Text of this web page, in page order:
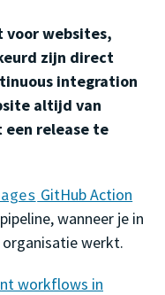
voor websites,
zijn direct
integration
altijd van
release te
GitHub Action
wanneer je in
organisatie werkt.
workflows in